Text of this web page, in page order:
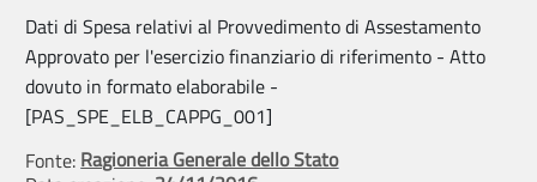
Dati di Spesa relativi al Provvedimento di Assestamento
Approvato per l'esercizio finanziario di riferimento - Atto
dovuto in formato elaborabile -
[PAS_SPE_ELB_CAPPG_001]
Fonte: Ragioneria Generale dello Stato